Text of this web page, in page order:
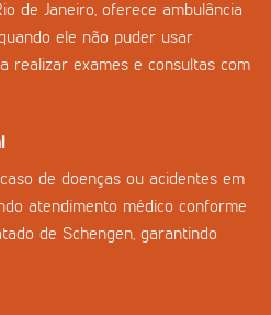
de Janeiro, oferece ambulância
ele não puder usar
realizar exames e consultas com
de doenças ou acidentes em
atendimento médico conforme
de Schengen, garantindo